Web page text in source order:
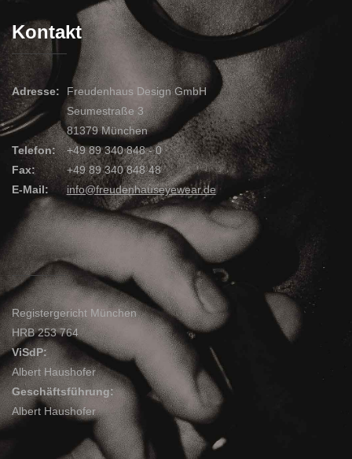
Kontakt
Adresse:
Telefon:
Fax:
E-Mail:
Freudenhaus Design GmbH
Seumestraße 3
81379 München
+49 89 340 848 - 0
+49 89 340 848 48
info@freudenhauseyewear.de
Registergericht München
HRB 253 764
ViSdP:
Albert Haushofer
Geschäftsführung:
Albert Haushofer